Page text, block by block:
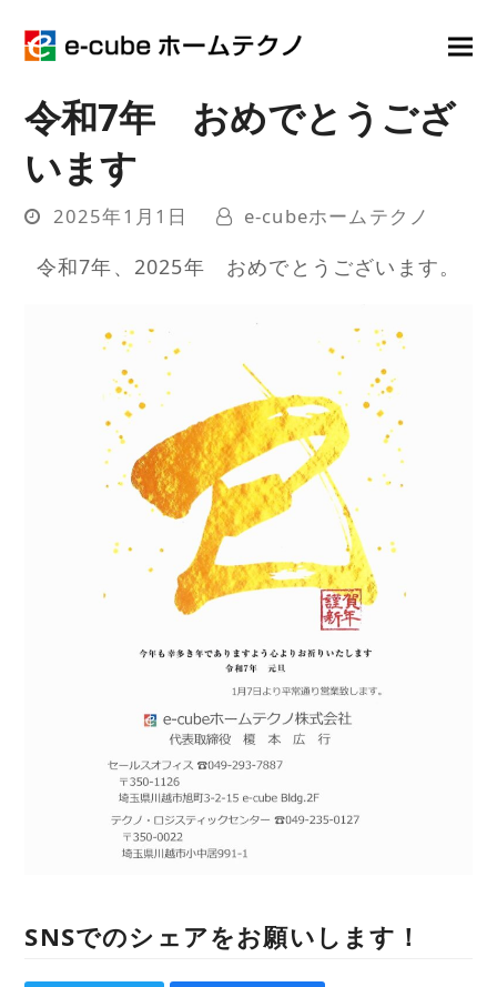
令和7年 おめでとうござ
います
2025年1月1日 e-cubeホームテクノ
令和7年、2025年 おめでとうございます。
SNSでのシェアをお願いします！